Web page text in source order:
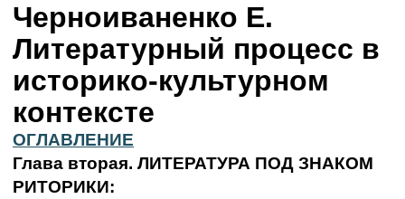
Черноиваненко Е.
Литературный процесс в
историко-культурном
контексте
ОГЛАВЛЕНИЕ
Глава вторая. ЛИТЕРАТУРА ПОД ЗНАКОМ
РИТОРИКИ: